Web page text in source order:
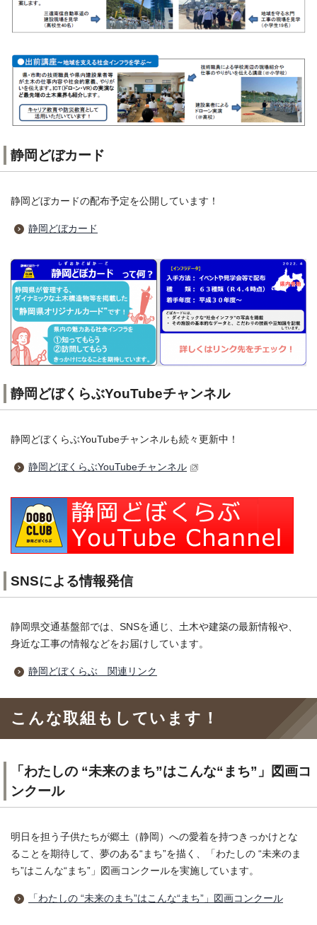
静岡どぼカード
静岡どぼカードの配布予定を公開しています！
静岡どぼカード
静岡どぼくらぶYouTubeチャンネル
静岡どぼくらぶYouTubeチャンネルも続々更新中！
静岡どぼくらぶYouTubeチャンネル
SNSによる情報発信
静岡県交通基盤部では、SNSを通じ、土木や建築の最新情報や、
身近な工事の情報などをお届けしています。
静岡どぼくらぶ 関連リンク
こんな取組もしています！
「わたしの “未来のまち”はこんな“まち”」図画コ
ンクール
明日を担う子供たちが郷土（静岡）への愛着を持つきっかけとな
ることを期待して、夢のある“まち”を描く、「わたしの “未来のま
ち”はこんな“まち”」図画コンクールを実施しています。
「わたしの “未来のまち”はこんな“まち”」図画コンクール